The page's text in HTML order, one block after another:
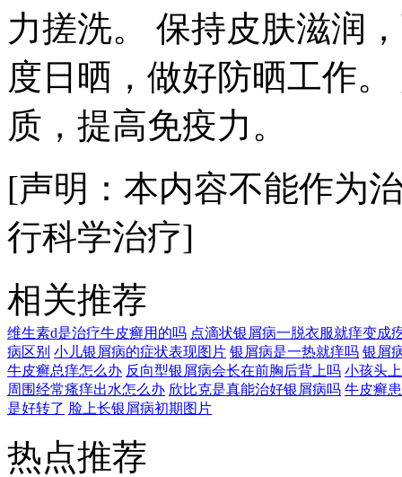
力搓洗。 保持皮肤滋润
度日晒，做好防晒工作
质，提高免疫力。
[声明：本内容不能作为
行科学治疗]
相关推荐
维生素d是治疗牛皮癣用的吗 点滴状银屑病一脱衣服就痒变成
病区别 小儿银屑病的症状表现图片 银屑病是一热就痒吗 银屑
牛皮癣总痒怎么办 反向型银屑病会长在前胸后背上吗 小孩头
周围经常瘙痒出水怎么办 欣比克是真能治好银屑病吗 牛皮癣
是好转了 脸上长银屑病初期图片
热点推荐